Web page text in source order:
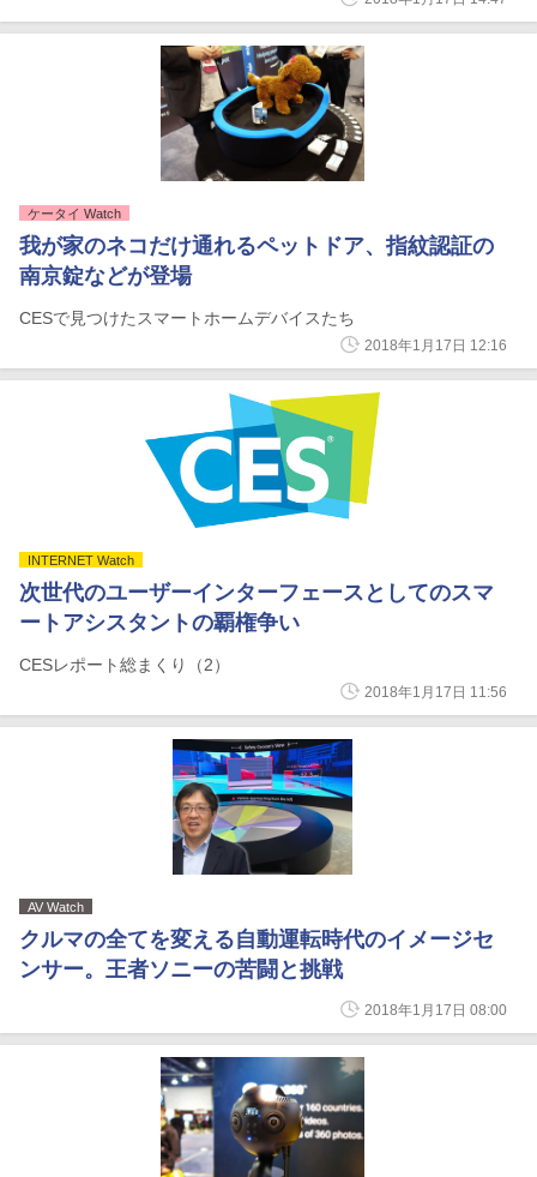
ケータイ Watch
我が家のネコだけ通れるペットドア、指紋認証の
南京錠などが登場
CESで見つけたスマートホームデバイスたち
2018年1月17日 12:16
INTERNET Watch
次世代のユーザーインターフェースとしてのスマ
ートアシスタントの覇権争い
CESレポート総まくり（2）
2018年1月17日 11:56
AV Watch
クルマの全てを変える自動運転時代のイメージセ
ンサー。王者ソニーの苦闘と挑戦
2018年1月17日 08:00